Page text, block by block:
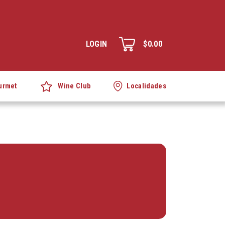
LOGIN $0.00
Wine Club Localidades